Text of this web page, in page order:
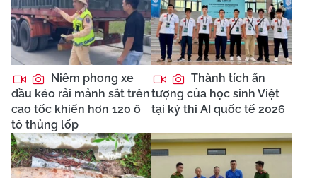
Niêm phong xe
đầu kéo rải mảnh sắt trên
cao tốc khiến hơn 120 ô
tô thủng lốp
Thành tích ấn
tượng của học sinh Việt
tại kỳ thi AI quốc tế 2026